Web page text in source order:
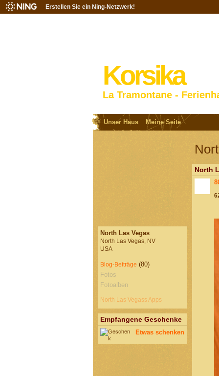
Erstellen Sie ein Ning-Netzwerk!
Korsika
La Tramontane -
Unser Haus Meine Seite
North Las Vegas
North Las Vegas, NV
USA
Blog-Beiträge (80)
Fotos
Fotoalben
North Las Vegass Apps
Empfangene Geschenke
Etwas schenken
North